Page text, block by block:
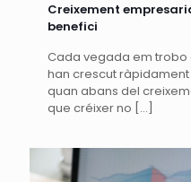
Creixement
benefici
Cada vegada em
han crescut
quan abans del
que créixer no […]